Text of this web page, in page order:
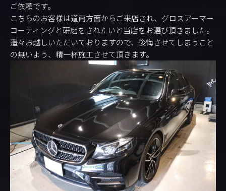
ご依頼です。
こちらのお客様は道南方面からご来店され、グロスアーマー
コーティングと研磨をされたいと当店をお選び頂きました。
遥々お越しいただいておりますので、後悔させてしまうこと
の無いよう、精一杯施工させて頂きます。